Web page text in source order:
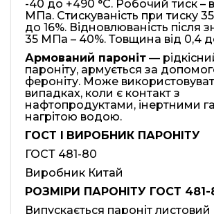
-40 до +490 °С. Робочий тиск –
МПа. Стискуваність при тиску
до 16%. Відновлюваність після
35 МПа – 40%. Товщина від 0,4
Армований пароніт —
пароніту, армується за
фероніту. Може
випадках, коли є контакт з
нафтопродуктами, інертними
нагрітою водою.
ГОСТ І ВИРОБНИК ПАРОНІТУ
ГОСТ 481-80
Виробник Китай
РОЗМІРИ ПАРОНІТУ ГОСТ 481-
Випускається пароніт